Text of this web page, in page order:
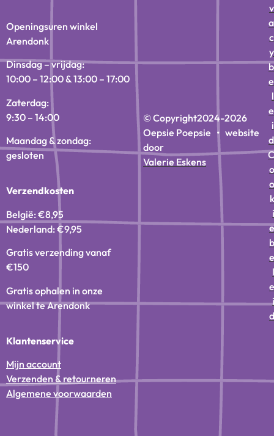
Openingsuren winkel
Arendonk
Dinsdag – vrijdag:
10:00 – 12:00 & 13:00 – 17:00
Zaterdag:
9:30 – 14:00
Maandag & zondag:
gesloten
Verzendkosten
België: €8,95
Nederland: €9,95
Gratis verzending vanaf
€150
Gratis ophalen in onze
winkel te Arendonk
Klantenservice
Mijn account
Verzenden & retourneren
Algemene voorwaarden
© Copyright2024-2026
Oepsie Poepsie • website
door
Valerie Eskens
v
a
c
y
b
e
l
e
i
d
C
o
o
k
i
e
b
e
l
e
i
d